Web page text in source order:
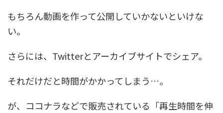
もちろん動画を作って公開していかないといけな
い。
さらには、Twitterとアーカイブサイトでシェア。
それだけだと時間がかかってしまう…。
が、ココナラなどで販売されている「再生時間を伸